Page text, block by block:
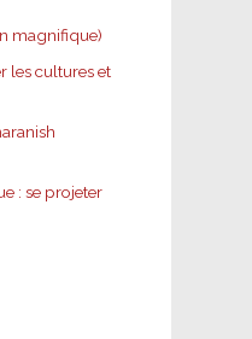
magnifique)
les cultures et
: se projeter